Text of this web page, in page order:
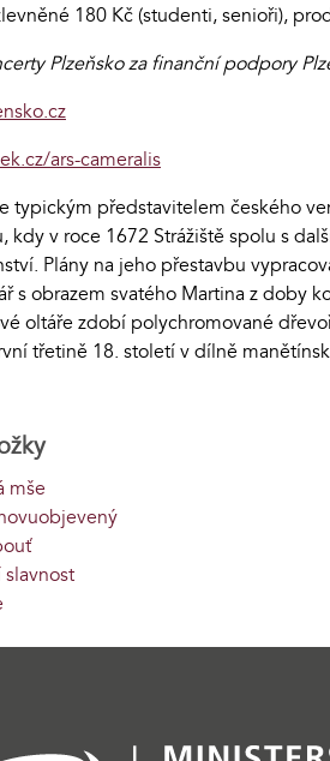
180 Kč (studenti, senioři),
Plzeňsko za finanční podpory
ars-cameralis
typickým představitelem českého
kdy v roce 1672 Strážiště spolu s
Plány na jeho přestavbu
s obrazem svatého Martina z doby
oltáře zdobí polychromované
třetině 18. století v dílně
mše
slavnost